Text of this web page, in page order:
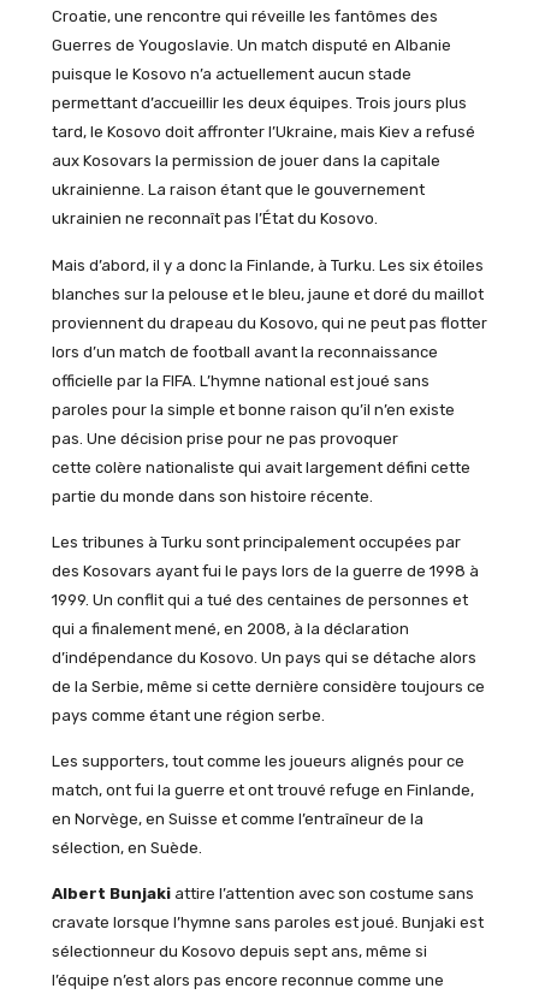
Croatie, une rencontre qui réveille les fantômes des
Guerres de Yougoslavie. Un match disputé en Albanie
puisque le Kosovo n’a actuellement aucun stade
permettant d’accueillir les deux équipes. Trois jours plus
tard, le Kosovo doit affronter l’Ukraine, mais Kiev a refusé
aux Kosovars la permission de jouer dans la capitale
ukrainienne. La raison étant que le gouvernement
ukrainien ne reconnaît pas l’État du Kosovo.
Mais d’abord, il y a donc la Finlande, à Turku. Les six étoiles
blanches sur la pelouse et le bleu, jaune et doré du maillot
proviennent du drapeau du Kosovo, qui ne peut pas flotter
lors d’un match de football avant la reconnaissance
officielle par la FIFA. L’hymne national est joué sans
paroles pour la simple et bonne raison qu’il n’en existe
pas. Une décision prise pour ne pas provoquer
cette colère nationaliste qui avait largement défini cette
partie du monde dans son histoire récente.
Les tribunes à Turku sont principalement occupées par
des Kosovars ayant fui le pays lors de la guerre de 1998 à
1999. Un conflit qui a tué des centaines de personnes et
qui a finalement mené, en 2008, à la déclaration
d’indépendance du Kosovo. Un pays qui se détache alors
de la Serbie, même si cette dernière considère toujours ce
pays comme étant une région serbe.
Les supporters, tout comme les joueurs alignés pour ce
match, ont fui la guerre et ont trouvé refuge en Finlande,
en Norvège, en Suisse et comme l’entraîneur de la
sélection, en Suède.
Albert Bunjakiattire l’attention avec son costume sans
cravate lorsque l’hymne sans paroles est joué. Bunjaki est
sélectionneur du Kosovo depuis sept ans, même si
l’équipe n’est alors pas encore reconnue comme une